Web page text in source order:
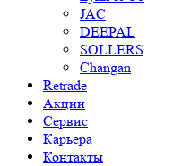
JAC
DEEPAL
SOLLERS
Changan
Retrade
Акции
Сервис
Карьера
Контакты